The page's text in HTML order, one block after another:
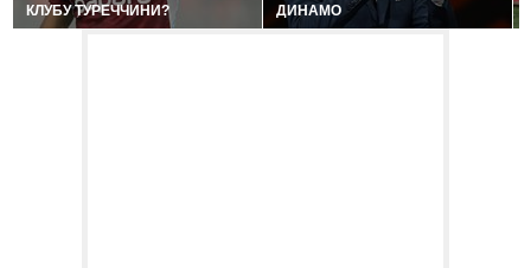
КЛУБУ ТУРЕЧЧИНИ?
ДИНАМО